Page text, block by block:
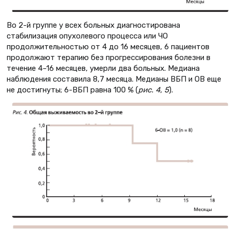
Во 2-й группе у всех больных диагностирована
стабилизация опухолевого процесса или ЧО
продолжительностью от 4 до 16 месяцев, 6 пациентов
продолжают терапию без прогрессирования болезни в
течение 4–16 месяцев, умерли два больных. Медиана
наблюдения составила 8,7 месяца. Медианы ВБП и ОВ еще
не достигнуты; 6-ВБП равна 100 % (рис. 4, 5).